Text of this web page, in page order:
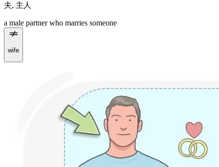
夫, 主人
a male partner who marries someone
wife